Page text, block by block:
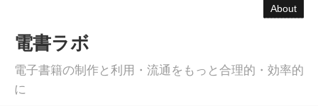
About
電書ラボ
電子書籍の制作と利用・流通をもっと合理的・効率的
に